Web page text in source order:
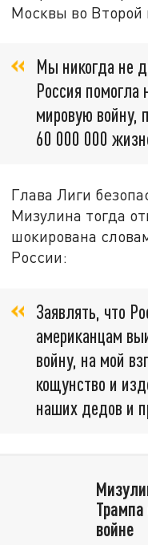
Москвы во Второй
Мы никогда не
Россия помогла
мировую войну,
60 000 000
Глава Лиги
Мизулина тогда
шокирована
России:
Заявлять, что
американцам
войну, на мой
кощунство и
наших дедов и
Трампа
войне